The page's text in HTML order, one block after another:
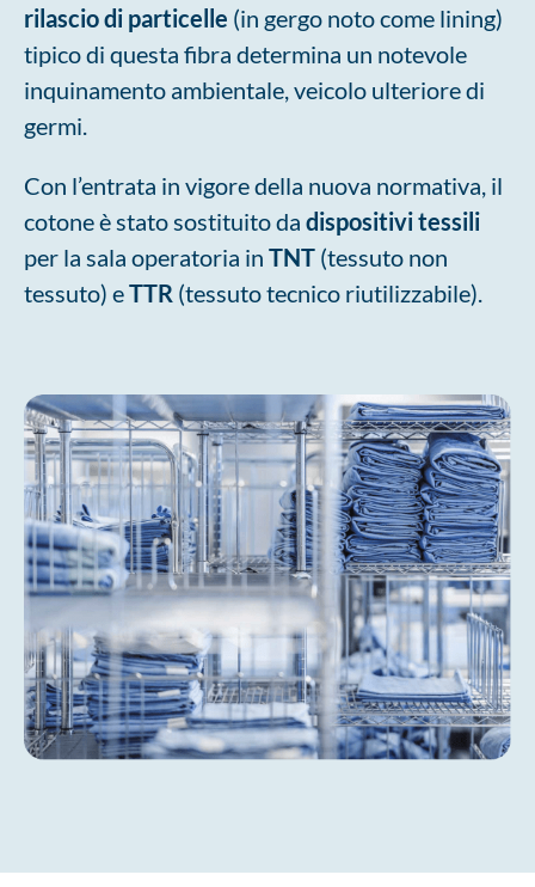
rilascio di particelle (in gergo noto come lining)
tipico di questa fibra determina un notevole
inquinamento ambientale, veicolo ulteriore di
germi.
Con l’entrata in vigore della nuova normativa, il
cotone è stato sostituito da dispositivi tessili
per la sala operatoria in TNT (tessuto non
tessuto) eTTR (tessuto tecnico riutilizzabile).